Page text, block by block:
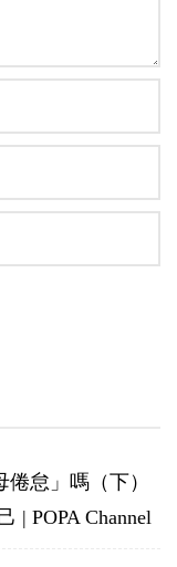
怠」嗎（下）
| POPA Channel